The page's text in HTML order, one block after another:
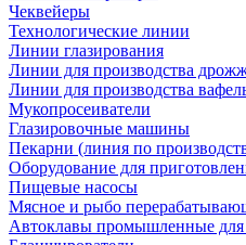
Чеквейеры
Технологические линии
Линии глазирования
Линии для производства
Линии для производства
Мукопросеиватели
Глазировочные машины
Пекарни (линия по
Оборудование для
Пищевые насосы
Мясное и рыбо
Автоклавы промышленные для